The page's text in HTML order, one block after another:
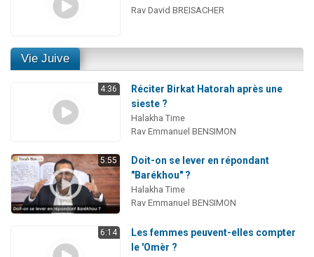
Rav David BREISACHER
Vie Juive
4:36
Réciter Birkat Hatorah après une
sieste ?
Halakha Time
Rav Emmanuel BENSIMON
5:55
Doit-on se lever en répondant
"Barékhou" ?
Halakha Time
Rav Emmanuel BENSIMON
6:14
Les femmes peuvent-elles compter
le 'Omèr ?